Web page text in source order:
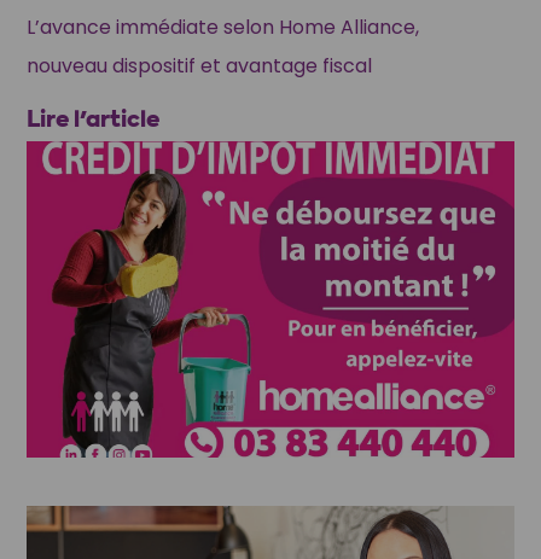
L’avance immédiate selon Home Alliance,
nouveau dispositif et avantage fiscal
Lire l'article